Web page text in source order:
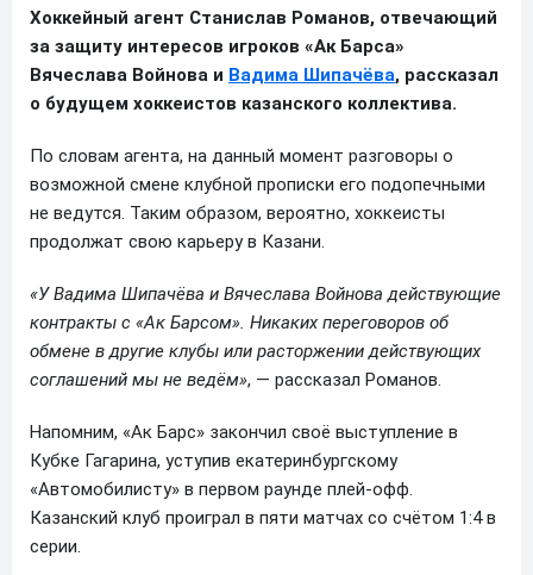
Хоккейный агент Станислав Романов, отвечающий
за защиту интересов игроков «Ак Барса»
Вячеслава Войнова и Вадима Шипачёва, рассказал
о будущем хоккеистов казанского коллектива.
По словам агента, на данный момент разговоры о
возможной смене клубной прописки его подопечными
не ведутся. Таким образом, вероятно, хоккеисты
продолжат свою карьеру в Казани.
«У Вадима Шипачёва и Вячеслава Войнова действующие
контракты с «Ак Барсом». Никаких переговоров об
обмене в другие клубы или расторжении действующих
соглашений мы не ведём», — рассказал Романов.
Напомним, «Ак Барс» закончил своё выступление в
Кубке Гагарина, уступив екатеринбургскому
«Автомобилисту» в первом раунде плей-офф.
Казанский клуб проиграл в пяти матчах со счётом 1:4 в
серии.